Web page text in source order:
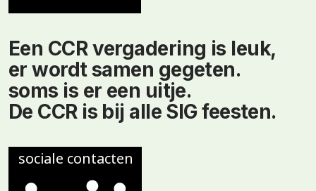
Een CCR vergadering is leuk,
er wordt samen gegeten.
soms is er een uitje.
De CCR is bij alle SIG feesten.